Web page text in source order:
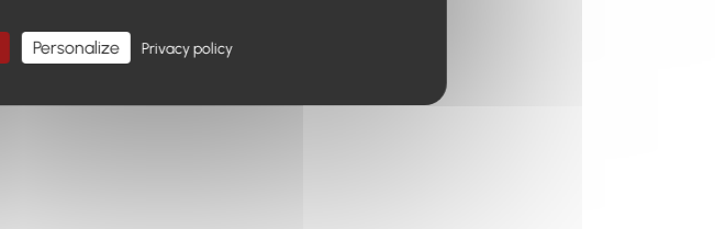
Personalize Privacy policy